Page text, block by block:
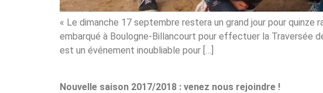
« Le dimanche 17 septembre restera un grand jour pour
embarqué à Boulogne-Billancourt pour effectuer la Traversée
est un événement inoubliable pour […]
Nouvelle saison 2017/2018 : venez nous rejoindre !